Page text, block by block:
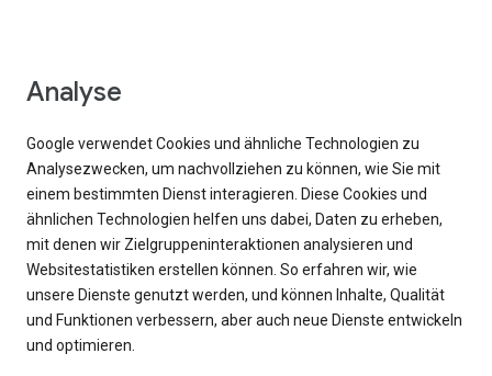
Analyse
Google verwendet Cookies und ähnliche Technologien zu
Analysezwecken, um nachvollziehen zu können, wie Sie mit
einem bestimmten Dienst interagieren. Diese Cookies und
ähnlichen Technologien helfen uns dabei, Daten zu erheben,
mit denen wir Zielgruppeninteraktionen analysieren und
Websitestatistiken erstellen können. So erfahren wir, wie
unsere Dienste genutzt werden, und können Inhalte, Qualität
und Funktionen verbessern, aber auch neue Dienste entwickeln
und optimieren.